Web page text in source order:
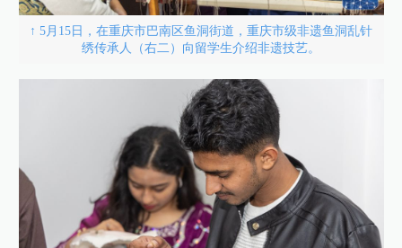
↑ 5月15日，在重庆市巴南区鱼洞街道，重庆市级非遗鱼洞乱针
绣传承人（右二）向留学生介绍非遗技艺。